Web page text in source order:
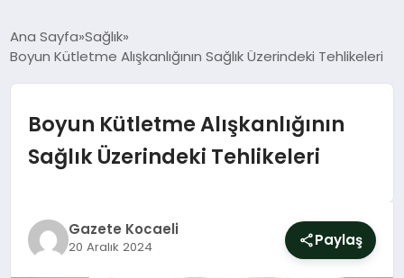
TEKNOLOJI
EKONOMI
SPOR
SIYASET
Ana Sayfa Sağlık
Boyun Kütletme Alışkanlığının Sağlık Üzerindeki Tehlikeleri
Boyun Kütletme Alışkanlığının
Sağlık Üzerindeki Tehlikeleri
Gazete Kocaeli
20 Aralık 2024 Paylaş